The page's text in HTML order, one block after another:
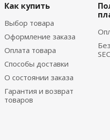
Как купить
Выбор товара
Оформление заказа
Оплата товара
Способы доставки
О состоянии заказа
Гарантия и возврат
товаров